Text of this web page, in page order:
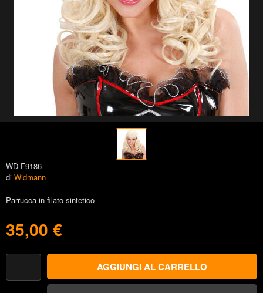
WD-F9186
di Widmann
Parrucca in filato sintetico
35,00 €